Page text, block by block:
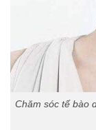
Chăm sóc tế bào